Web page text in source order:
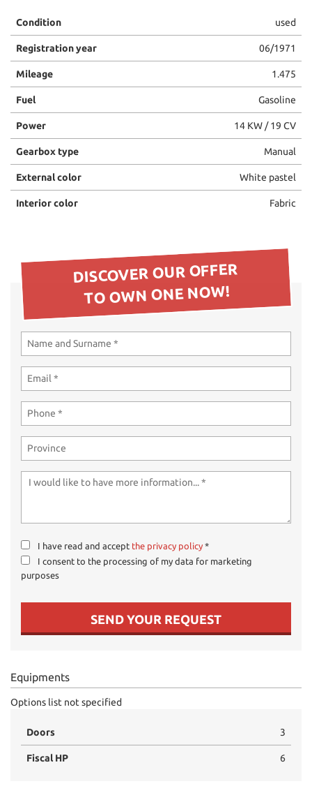
Condition used
Registration year 06/1971
Mileage 1.475
Fuel Gasoline
Power 14 KW / 19 CV
Gearbox type Manual
External color White pastel
Interior color Fabric
DISCOVER OUR OFFER
TO OWN ONE NOW!
I have read and accept the privacy policy *
I consent to the processing of my data for marketing
purposes
SEND YOUR REQUEST
Equipments
Options list not specified
Doors 3
Fiscal HP 6
refer
the
cookie
policy.
You
can
review
and
change
your
choices
any
Needed cookies
Preferences cookies
User experience improvement cookies
Marketing cookies
Read
policy
Save